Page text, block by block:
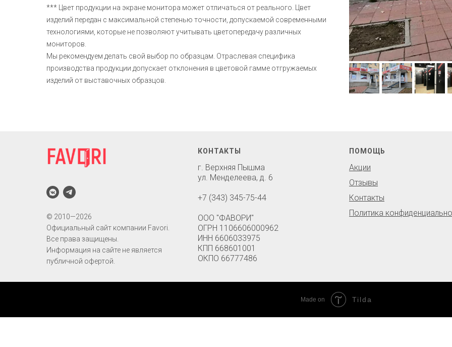
*** Цвет продукции на экране монитора может отличаться от реального. Цвет
изделий передан с максимальной степенью точности, допускаемой современными
технологиями, которые не позволяют учитывать цветопередачу различных
мониторов.
Мы рекомендуем делать свой выбор по образцам. Отраслевая специфика
производства продукции допускает отклонения в цветовой гамме отгружаемых
изделий от выставочных образцов.
© 2010—2026
Официальный сайт компании Favori.
Все права защищены.
Информация на сайте не является
публичной офертой.
КОНТАКТЫ
г. Верхняя Пышма
ул. Менделеева, д. 6
+7 (343) 345-75-44
ООО "ФАВОРИ"
ОГРН 1106606000962
ИНН 6606033975
КПП 668601001
ОКПО 66777486
ПОМОЩЬ
Акции
Отзывы
Контакты
Политика
Made on Tilda